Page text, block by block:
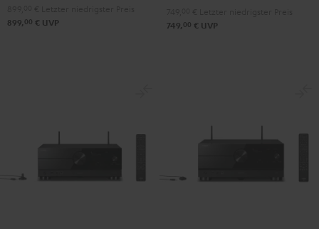
899, 00 € UVP 749, 00 € UVP